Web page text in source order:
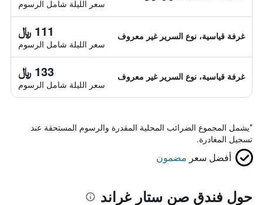
سعر الليلة شامل الرسوم
غرفة قياسية، نوع السرير غير معروف 111 ﷼
سعر الليلة شامل الرسوم
غرفة قياسية، نوع السرير غير معروف 133 ﷼
سعر الليلة شامل الرسوم
*يشمل المجموع الضرائب المحلية المقدرة والرسوم المستحقة عند
تسجيل المغادرة.
أفضل سعر مضمون
حول فندق صن ستار غراند